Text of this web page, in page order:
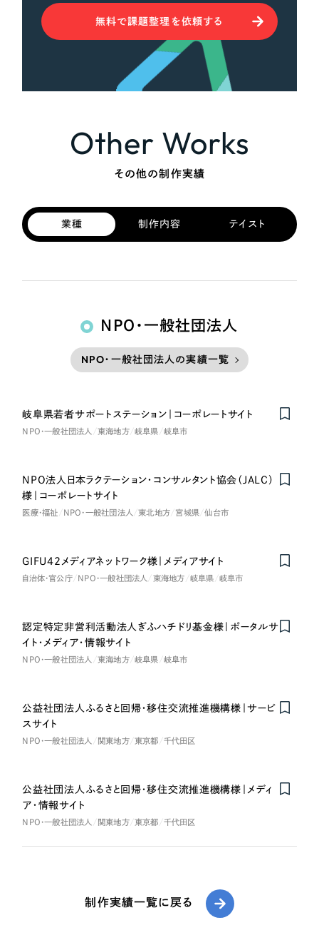
無料で課題整理を依頼する
Other Works
その他の制作実績
業種 制作内容 テイスト
NPO・一般社団法人
NPO・一般社団法人の実績一覧
岐阜県若者サポートステーション｜コーポレートサイト
NPO・一般社団法人 東海地方 岐阜県 岐阜市
NPO法人日本ラクテーション・コンサルタント協会（JALC）
様｜コーポレートサイト
医療・福祉 NPO・一般社団法人 東北地方 宮城県 仙台市
GIFU42メディアネットワーク様｜メディアサイト
自治体・官公庁 NPO・一般社団法人 東海地方 岐阜県 岐阜市
認定特定非営利活動法人ぎふハチドリ基金様｜ポータルサ
イト・メディア・情報サイト
NPO・一般社団法人 東海地方 岐阜県 岐阜市
公益社団法人ふるさと回帰・移住交流推進機構様｜サービ
スサイト
NPO・一般社団法人 関東地方 東京都 千代田区
公益社団法人ふるさと回帰・移住交流推進機構様｜メディ
ア・情報サイト
NPO・一般社団法人 関東地方 東京都 千代田区
制作実績一覧に戻る